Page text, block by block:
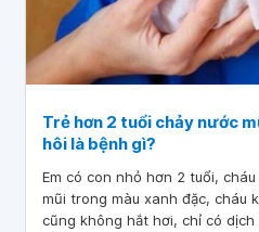
Trẻ hơn 2 tuổi chảy nước
hôi là bệnh gì?
Em có con nhỏ hơn 2 tuổi,
mũi trong màu xanh đặc, cháu
cũng không hắt hơi, chỉ có